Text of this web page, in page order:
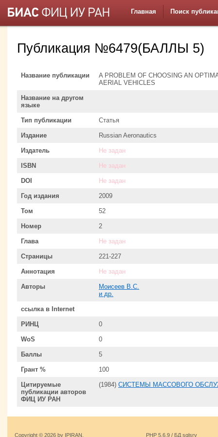
Главная Поиск
Публикация №6479(БАЛЛЫ 5)
Название публикации
A PROBLEM OF CHOOSING AN
AERIAL VEHICLES
Название на другом
языке
Тип публикации Статья
Издание Russian Aeronautics
Издатель Не задан
ISBN Не задан
DOI Не задан
Год издания 2009
Том 52
Номер 2
Глава Не задан
Страницы 221-227
Аннотация Не задан
Авторы
Моисеев В.С.
и др.
ссылка в Internet
РИНЦ 0
WoS 0
Баллы 5
Грант % 100
Цитируемые
публикации авторов
ФИЦ ИУ РАН
(1984) СИСТЕМЫ МАССОВОГО
Copyright © 2026 by IPIRAN.
PHP 5.6.9 / БД sqlsrv